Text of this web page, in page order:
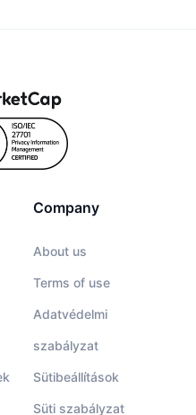
Company
About us
Terms of use
Adatvédelmi
szabályzat
Sütibeállítások
Süti szabályzat